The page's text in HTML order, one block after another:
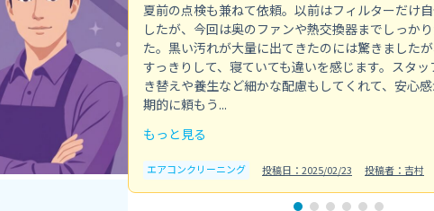
夏前の点検も兼ねて依頼。以前はフィルターだけ
したが、今回は奥のファンや熱交換器までしっか
た。黒い汚れが大量に出てきたのには驚きました
すっきりして、寝ていても違いを感じます。スタ
き替えや養生など細かな配慮もしてくれて、安心
期的に頼もう...
もっと見る
エアコンクリーニング 投稿日：2025/02/23 投稿者：吉村